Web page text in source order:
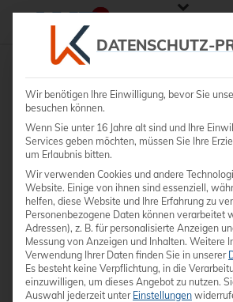
DATENSCHUTZ-
Wir benötigen Ihre Einwilligung, bevor Sie
besuchen können.
Wenn Sie unter 16 Jahre alt sind und Ihre
Services geben möchten, müssen Sie Ihre
um Erlaubnis bitten.
Wir verwenden Cookies und andere
Website. Einige von ihnen sind essenziell,
helfen, diese Website und Ihre Erfahrung zu
Personenbezogene Daten können verarbeitet
Adressen), z. B. für personalisierte Anzeigen
Messung von Anzeigen und Inhalten. Weitere
Verwendung Ihrer Daten finden Sie in unserer
Es besteht keine Verpflichtung, in die
einzuwilligen, um dieses Angebot zu nutzen.
Auswahl jederzeit unter Einstellungen